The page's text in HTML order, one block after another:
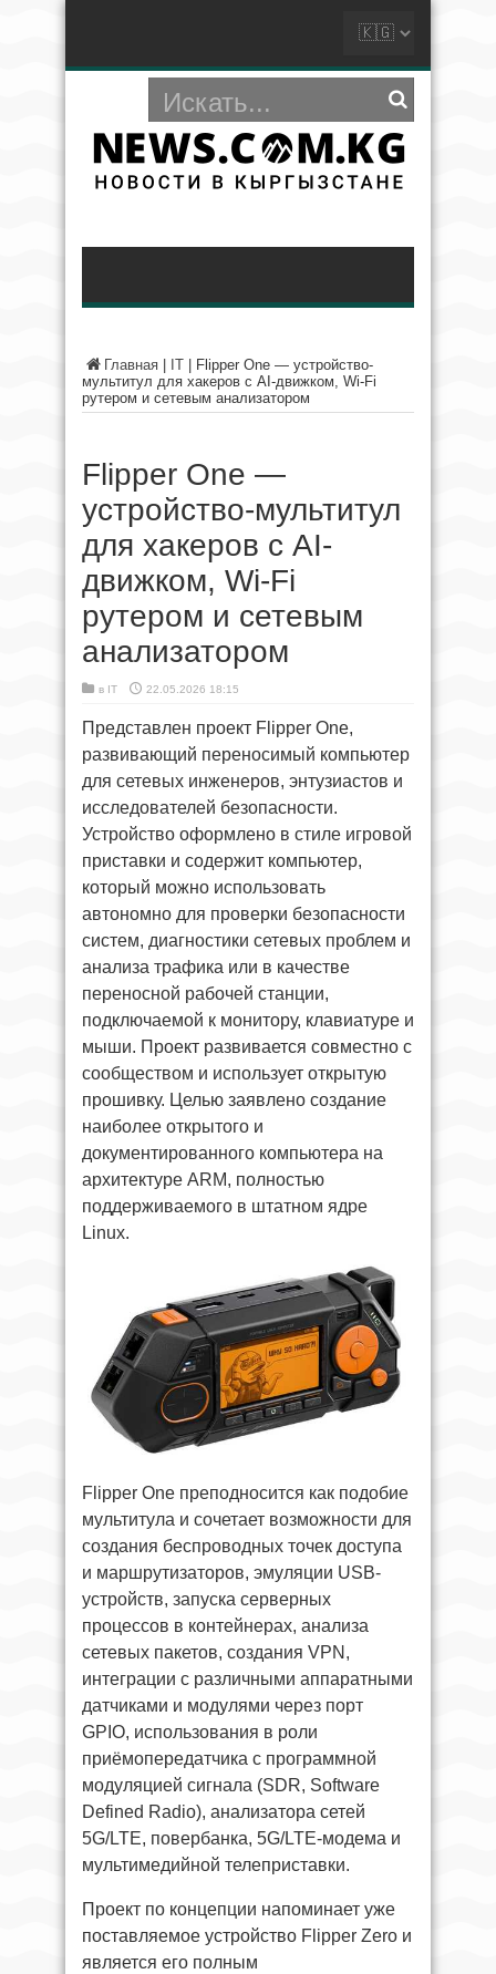
Главная IT
Flipper One — устройство-
мультитул для хакеров с AI-движком, Wi-Fi
рутером и сетевым анализатором
Flipper One —
устройство-мультитул
для хакеров с AI-
движком, Wi-Fi
рутером и сетевым
анализатором
в IT 22.05.2026 18:15
Представлен проект Flipper One,
развивающий переносимый компьютер
для сетевых инженеров, энтузиастов и
исследователей безопасности.
Устройство оформлено в стиле игровой
приставки и содержит компьютер,
который можно использовать
автономно для проверки безопасности
систем, диагностики сетевых проблем и
анализа трафика или в качестве
переносной рабочей станции,
подключаемой к монитору, клавиатуре и
мыши. Проект развивается совместно с
сообществом и использует открытую
прошивку. Целью заявлено создание
наиболее открытого и
документированного компьютера на
архитектуре ARM, полностью
поддерживаемого в штатном ядре
Linux.
Flipper One преподносится как подобие
мультитула и сочетает возможности для
создания беспроводных точек доступа
и маршрутизаторов, эмуляции USB-
устройств, запуска серверных
процессов в контейнерах, анализа
сетевых пакетов, создания VPN,
интеграции с различными аппаратными
датчиками и модулями через порт
GPIO, использования в роли
приёмопередатчика c программной
модуляцией сигнала (SDR, Software
Defined Radio), анализатора сетей
5G/LTE, повербанка, 5G/LTE-модема и
мультимедийной телеприставки.
Проект по концепции напоминает уже
поставляемое устройство Flipper Zero и
является его полным